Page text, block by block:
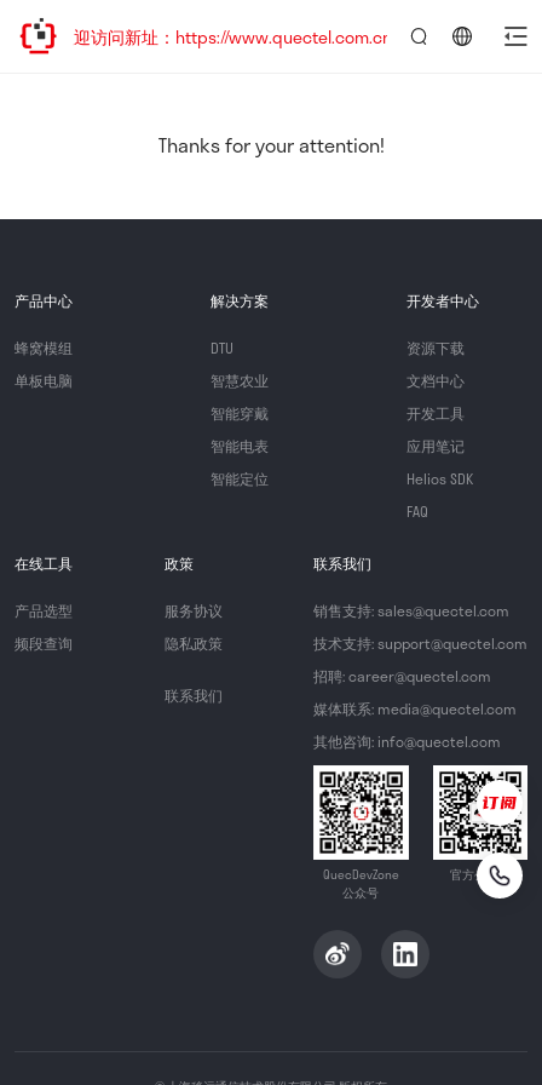
移，欢迎访问新址：https://www.quectel.com.cn
Thanks for your attention!
产品中心
蜂窝模组
单板电脑
解决方案
DTU
智慧农业
智能穿戴
智能电表
智能定位
开发者中心
资源下载
文档中心
开发工具
应用笔记
Helios SDK
FAQ
在线工具
产品选型
频段查询
政策
服务协议
隐私政策
联系我们
联系我们
销售支持: sales@quectel.com
技术支持: support@quectel.com
招聘: career@quectel.com
媒体联系: media@quectel.com
其他咨询: info@quectel.com
QuecDevZone
公众号
官方公众号